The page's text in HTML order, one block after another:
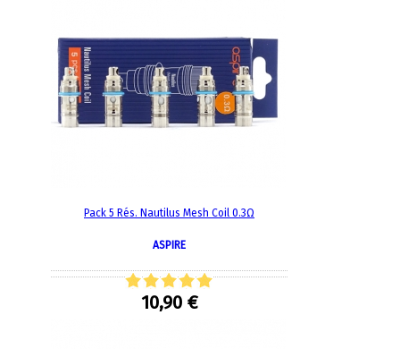
Pack 5 Rés. Nautilus Mesh Coil 0.3Ω
ASPIRE
10,90 €